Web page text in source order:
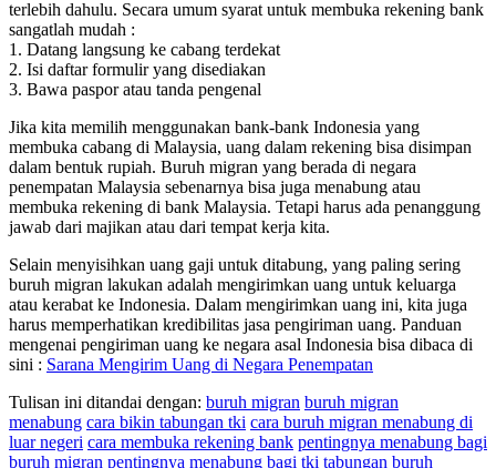
terlebih dahulu. Secara umum syarat untuk membuka rekening bank
sangatlah mudah :
1. Datang langsung ke cabang terdekat
2. Isi daftar formulir yang disediakan
3. Bawa paspor atau tanda pengenal
Jika kita memilih menggunakan bank-bank Indonesia yang
membuka cabang di Malaysia, uang dalam rekening bisa disimpan
dalam bentuk rupiah. Buruh migran yang berada di negara
penempatan Malaysia sebenarnya bisa juga menabung atau
membuka rekening di bank Malaysia. Tetapi harus ada penanggung
jawab dari majikan atau dari tempat kerja kita.
Selain menyisihkan uang gaji untuk ditabung, yang paling sering
buruh migran lakukan adalah mengirimkan uang untuk keluarga
atau kerabat ke Indonesia. Dalam mengirimkan uang ini, kita juga
harus memperhatikan kredibilitas jasa pengiriman uang. Panduan
mengenai pengiriman uang ke negara asal Indonesia bisa dibaca di
sini : Sarana Mengirim Uang di Negara Penempatan
Tulisan ini ditandai dengan: buruh migran buruh migran
menabung cara bikin tabungan tki cara buruh migran menabung di
luar negeri cara membuka rekening bank pentingnya menabung bagi
buruh migran pentingnya menabung bagi tki tabungan buruh